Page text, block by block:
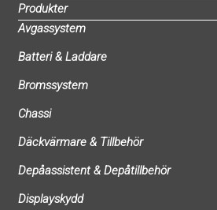
Produkter
Avgassystem
Batteri & Laddare
Bromssystem
Chassi
Däckvärmare & Tillbehör
Depåassistent & Depåtillbehör
Displayskydd